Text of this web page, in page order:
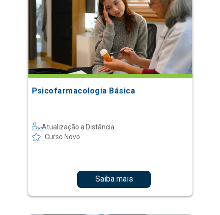
Psicofarmacologia Básica
Atualização a Distância
Curso Novo
Saiba mais